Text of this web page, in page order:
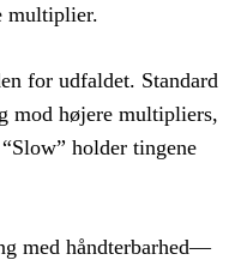
multiplier.
for udfaldet. Standard
mod højere multipliers,
holder tingene
med håndterbarhed—